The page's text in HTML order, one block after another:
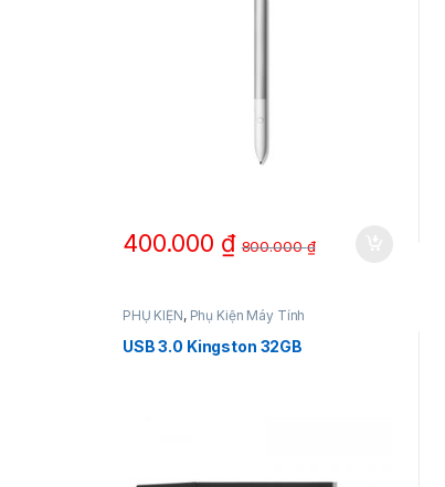
400.000 ₫ 800.000₫
PHỤ KIỆN, Phụ Kiện Máy Tính
USB 3.0 Kingston 32GB